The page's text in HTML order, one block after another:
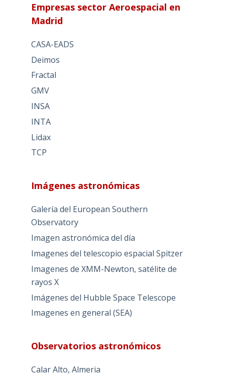
Empresas sector Aeroespacial en
Madrid
CASA-EADS
Deimos
Fractal
GMV
INSA
INTA
Lidax
TCP
Imágenes astronómicas
Galería del European Southern
Observatory
Imagen astronómica del día
Imagenes del telescopio espacial Spitzer
Imagenes de XMM-Newton, satélite de
rayos X
Imágenes del Hubble Space Telescope
Imagenes en general (SEA)
Observatorios astronómicos
Calar Alto, Almeria